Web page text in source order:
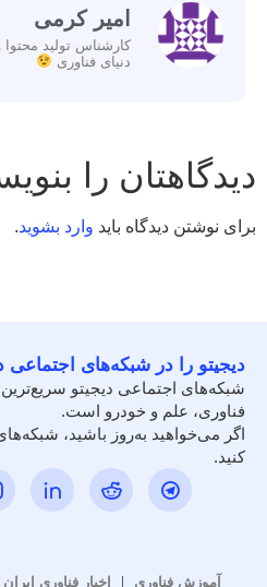
امیر کرمی
کارشناس تولید محتوا
دنیای فناوری
دیدگاهتان را
برای نوشتن دیدگاه باید وارد بشوید.
دیجیتو را در شبکه‌های اجتماعی
شبکه‌های اجتماعی دیجیتو
فناوری، علم و خودرو است.
اگر می‌خواهید به‌روز باشید،
کنید.
آموزش فناوری اخبار فناوری ایران